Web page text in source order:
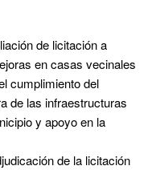
de licitación a
en casas vecinales
cumplimiento del
de las infraestructuras
y apoyo en la
de la licitación